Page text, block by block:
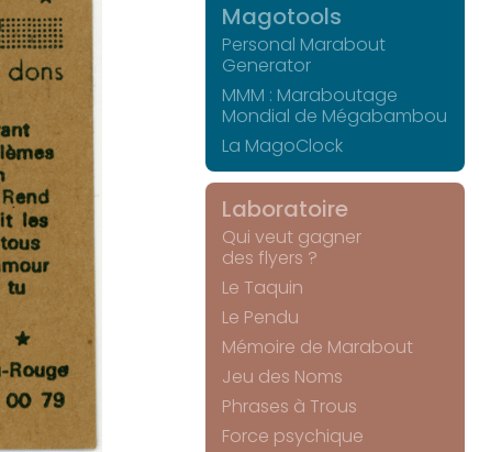
Magotools
Personal Marabout
Generator
MMM : Maraboutage
Mondial de Mégabambou
La MagoClock
Laboratoire
Qui veut gagner
des flyers ?
Le Taquin
Le Pendu
Mémoire de Marabout
Jeu des Noms
Phrases à Trous
Force psychique